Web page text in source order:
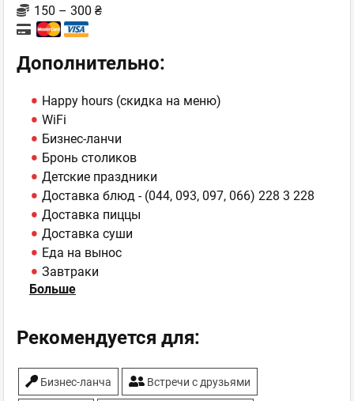
150 – 300 ₴
Дополнительно:
Happy hours (скидка на меню)
WiFi
Бизнес-ланчи
Бронь столиков
Детские праздники
Доставка блюд - (044, 093, 097, 066) 228 3 228
Доставка пиццы
Доставка суши
Еда на вынос
Завтраки
Кальян
Больше
Рекомендуется для:
Бизнес-ланча Встречи с друзьями